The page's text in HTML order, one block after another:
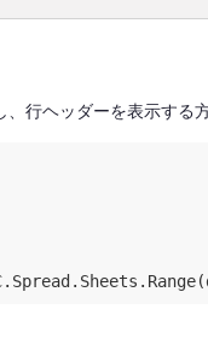
行ヘッダーを表示する